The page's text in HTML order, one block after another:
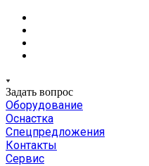
Задать вопрос
Оборудование
Оснастка
Спецпредложения
Контакты
Сервис